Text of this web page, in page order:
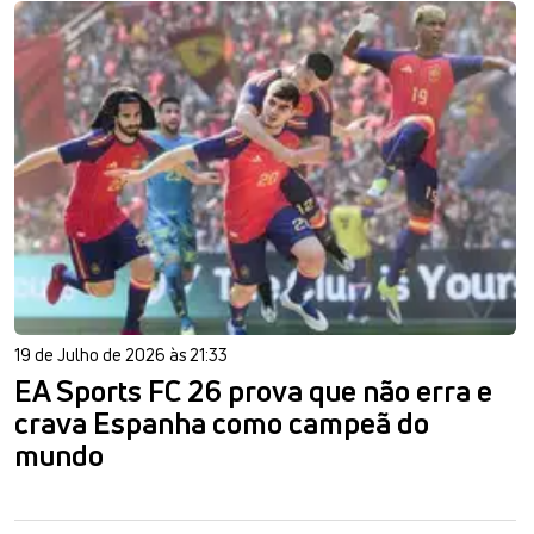
19 de Julho de 2026 às 21:33
EA Sports FC 26 prova que não erra e
crava Espanha como campeã do
mundo